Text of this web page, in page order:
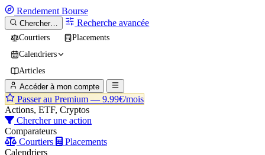
Rendement Bourse
Chercher… Recherche avancée
Courtiers
Placements
Calendriers
Articles
Accéder à mon compte
Passer au Premium — 9.99€/mois
Actions, ETF, Cryptos
Chercher une action
Comparateurs
Courtiers
Placements
Calendriers